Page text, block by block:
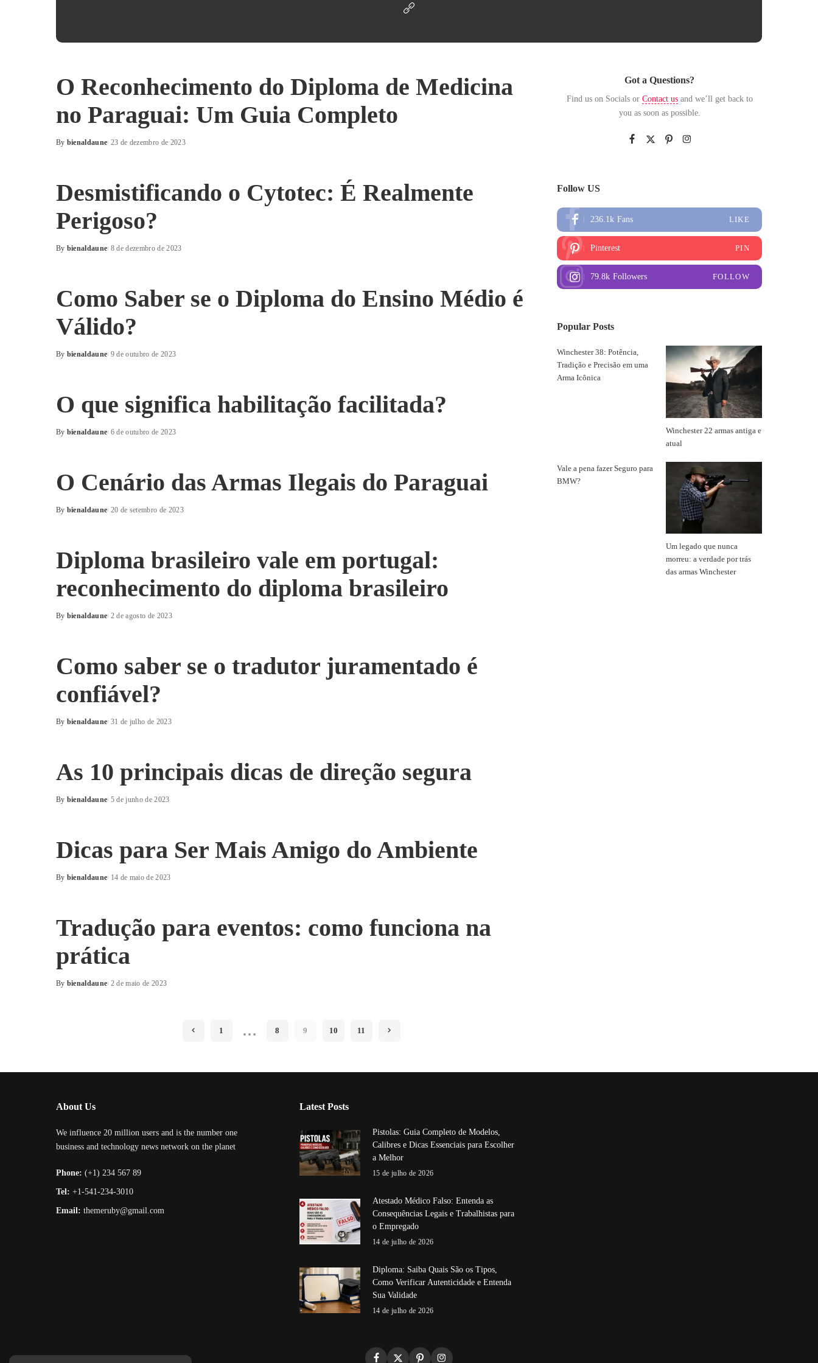
O Reconhecimento do Diploma de Medicina
no Paraguai: Um Guia Completo
Posted
By bienaldaune 23 de dezembro de 2023
Desmistificando o Cytotec: É Realmente
Perigoso?
Posted
By bienaldaune 8 de dezembro de 2023
Como Saber se o Diploma do Ensino Médio é
Válido?
Posted
By bienaldaune 9 de outubro de 2023
O que significa habilitação facilitada?
Posted
By bienaldaune 6 de outubro de 2023
O Cenário das Armas Ilegais do Paraguai
Posted
By bienaldaune 20 de setembro de 2023
Diploma brasileiro vale em portugal:
reconhecimento do diploma brasileiro
Posted
By bienaldaune 2 de agosto de 2023
Como saber se o tradutor juramentado é
confiável?
Posted
By bienaldaune 31 de julho de 2023
As 10 principais dicas de direção segura
Posted
By bienaldaune 5 de junho de 2023
Dicas para Ser Mais Amigo do Ambiente
Posted
By bienaldaune 14 de maio de 2023
Tradução para eventos: como funciona na
prática
Posted
By bienaldaune 2 de maio de 2023
1 … 8 9 10 11
Got a Questions?
Find us on Socials or Contact usand we’ll get back to
you as soon as possible.
Follow US
236.1k Fans LIKE
Pinterest PIN
79.8k Followers FOLLOW
Popular Posts
Winchester 38: Potência,
Tradição e Precisão em uma
Arma Icônica
Winchester 22 armas antiga e
atual
Vale a pena fazer Seguro para
BMW?
Um legado que nunca
morreu: a verdade por trás
das armas Winchester
About Us
We influence 20 million users and is the number one
business and technology news network on the planet
Phone: (+1) 234 567 89
Tel: +1-541-234-3010
Email: themeruby@gmail.com
Latest Posts
Pistolas: Guia Completo de Modelos,
Calibres e Dicas Essenciais para Escolher
a Melhor
15 de julho de 2026
Atestado Médico Falso: Entenda as
Consequências Legais e Trabalhistas para
o Empregado
14 de julho de 2026
Diploma: Saiba Quais São os Tipos,
Como Verificar Autenticidade e Entenda
Sua Validade
14 de julho de 2026